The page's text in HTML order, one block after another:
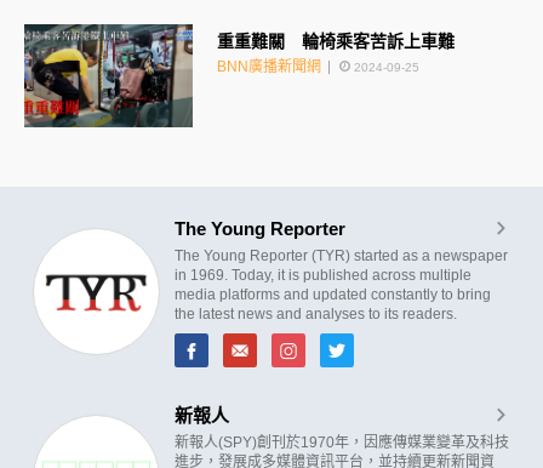
重重難關 輪椅乘客苦訴上車難
BNN廣播新聞網 2024-09-25
The Young Reporter
The Young Reporter (TYR) started as a newspaper
in 1969. Today, it is published across multiple
media platforms and updated constantly to bring
the latest news and analyses to its readers.
新報人
新報人(SPY)創刊於1970年，因應傳媒業變革及科技
進步，發展成多媒體資訊平台，並持續更新新聞資